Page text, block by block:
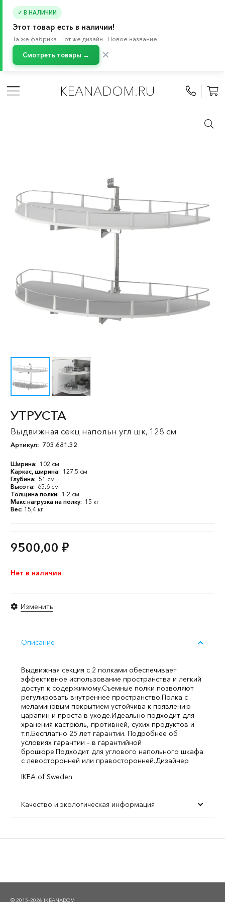
✓ В НАЛИЧИИ
Этот товар есть в наличии!
Та же фабрика · Тот же дизайн · Новое название
Смотреть товары → ✕
IKEANADOM.RU
Модульные кухни МЕТОД
/ Все компоненты МЕТОД
Внутреннее наполнение МЕТОД
УТРУСТА
Выдвижная секц напольн угл шк, 128 см
Артикул: 703.681.32
Ширина: 102 см
Каркас, ширина: 127.5 см
Глубина: 51 см
Высота: 65.6 см
Толщина полки: 1.2 см
Макс нагрузка на полку: 15 кг
Вес: 15,4 кг
9500,00 ₽
Нет в наличии
Изменить
Описание
Выдвижная секция с 2 полками обеспечивает
эффективное использование пространства и легкий
доступ к содержимому.Съемные полки позволяют
регулировать внутреннее пространство.Полка с
меламиновым покрытием устойчива к появлению
царапин и проста в уходе.Идеально подходит для
хранения кастрюль, противней, сухих продуктов и
т.п.Бесплатно 25 лет гарантии. Подробнее об
условиях гарантии – в гарантийной
брошюре.Подходит для углового напольного шкафа
с левосторонней или правосторонней.Дизайнер
IKEA of Sweden
Качество и экологическая информация
© 2015–2026 IKEANADOM